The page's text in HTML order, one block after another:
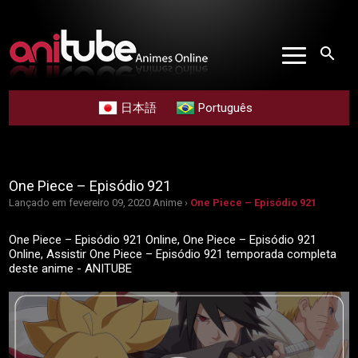
search
日本語 Português
One Piece – Episódio 921
Lançado em fevereiro 09, 2020 Anime › One Piece – Episódio 921
One Piece – Episódio 921 Online, One Piece – Episódio 921
Online, Assistir One Piece – Episódio 921 temporada completa
deste anime - ANITUBE